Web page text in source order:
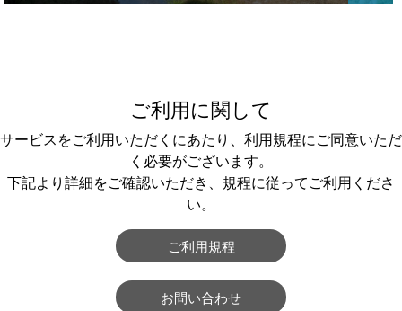
ご利用に関して
サービスをご利用いただくにあたり、利用規程にご同意いただ
く必要がございます。
下記より詳細をご確認いただき、規程に従ってご利用くださ
い。
ご利用規程
お問い合わせ